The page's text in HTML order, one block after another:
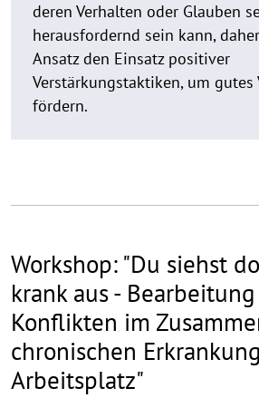
deren Verhalten oder Glauben
herausfordernd sein kann,
Ansatz den Einsatz positiver
Verstärkungstaktiken, um gutes
fördern.
Workshop: "Du siehst
krank aus -
Konflikten im
chronischen
Arbeitsplatz"